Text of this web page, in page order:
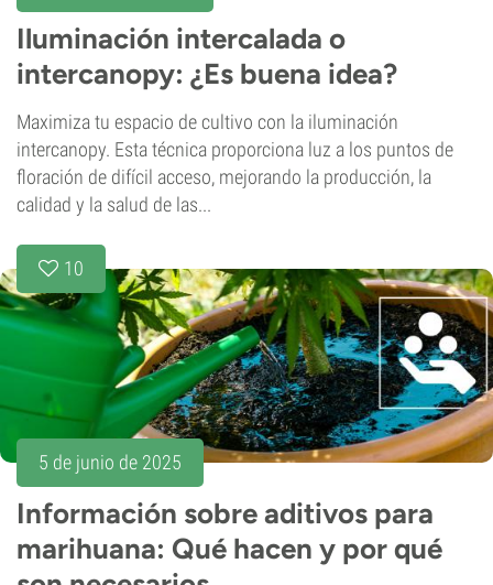
Iluminación intercalada o
intercanopy: ¿Es buena idea?
Maximiza tu espacio de cultivo con la iluminación
intercanopy. Esta técnica proporciona luz a los puntos de
floración de difícil acceso, mejorando la producción, la
calidad y la salud de las...
10
5 de junio de 2025
Información sobre aditivos para
marihuana: Qué hacen y por qué